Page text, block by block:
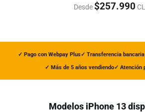
Desde$257.990
✓ Pago con Webpay Plus✓ Transferencia bancaria
✓ Más de 5 años vendiendo✓ Atención
Modelos iPhone 13